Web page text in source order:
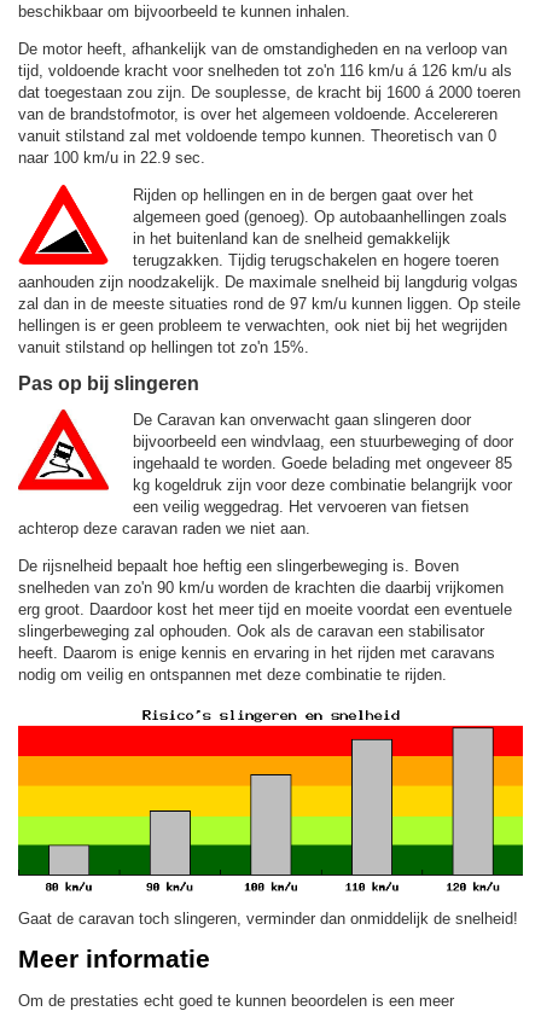
beschikbaar om bijvoorbeeld te kunnen inhalen.
De motor heeft, afhankelijk van de omstandigheden en na verloop van
tijd, voldoende kracht voor snelheden tot zo'n 116 km/u á 126 km/u als
dat toegestaan zou zijn. De souplesse, de kracht bij 1600 á 2000 toeren
van de brandstofmotor, is over het algemeen voldoende. Accelereren
vanuit stilstand zal met voldoende tempo kunnen. Theoretisch van 0
naar 100 km/u in 22.9 sec.
Rijden op hellingen en in de bergen gaat over het
algemeen goed (genoeg). Op autobaanhellingen zoals
in het buitenland kan de snelheid gemakkelijk
terugzakken. Tijdig terugschakelen en hogere toeren
aanhouden zijn noodzakelijk. De maximale snelheid bij langdurig volgas
zal dan in de meeste situaties rond de 97 km/u kunnen liggen. Op steile
hellingen is er geen probleem te verwachten, ook niet bij het wegrijden
vanuit stilstand op hellingen tot zo'n 15%.
Pas op bij slingeren
De Caravan kan onverwacht gaan slingeren door
bijvoorbeeld een windvlaag, een stuurbeweging of door
ingehaald te worden. Goede belading met ongeveer 85
kg kogeldruk zijn voor deze combinatie belangrijk voor
een veilig weggedrag. Het vervoeren van fietsen
achterop deze caravan raden we niet aan.
De rijsnelheid bepaalt hoe heftig een slingerbeweging is. Boven
snelheden van zo'n 90 km/u worden de krachten die daarbij vrijkomen
erg groot. Daardoor kost het meer tijd en moeite voordat een eventuele
slingerbeweging zal ophouden. Ook als de caravan een stabilisator
heeft. Daarom is enige kennis en ervaring in het rijden met caravans
nodig om veilig en ontspannen met deze combinatie te rijden.
Gaat de caravan toch slingeren, verminder dan onmiddelijk de snelheid!
Meer informatie
Om de prestaties echt goed te kunnen beoordelen is een meer